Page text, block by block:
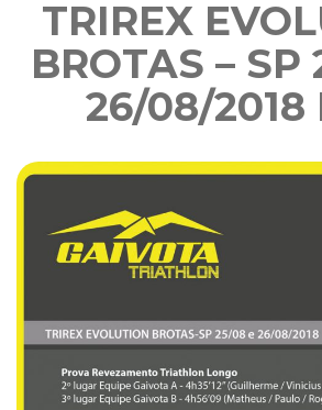
TRIREX
BROTAS – SP
26/08/2018